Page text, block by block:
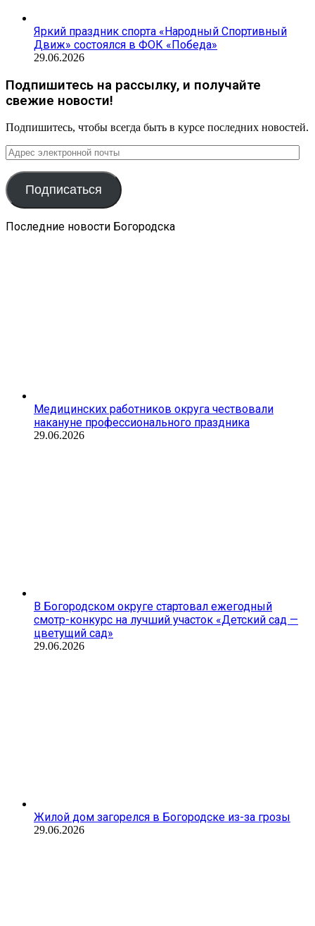
Яркий праздник спорта «Народный Спортивный
Движ» состоялся в ФОК «Победа»
29.06.2026
Подпишитесь на рассылку, и получайте
свежие новости!
Подпишитесь, чтобы всегда быть в курсе последних новостей.
Адрес
электронной
почты
Подписаться
Последние новости Богородска
Медицинских работников округа чествовали
накануне профессионального праздника
29.06.2026
В Богородском округе стартовал ежегодный
смотр-конкурс на лучший участок «Детский сад —
цветущий сад»
29.06.2026
Жилой дом загорелся в Богородске из-за грозы
29.06.2026